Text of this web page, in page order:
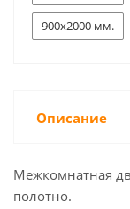
900x2000 мм.
Описание
Межкомнатная
полотно.